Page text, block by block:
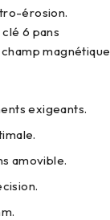
érosion.
6 pans
magnétique
exigeants.
amovible.